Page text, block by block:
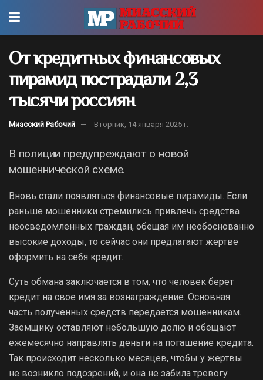
От кредитных финансовых
пирамид пострадали 2,3
тысячи россиян
Миасский Рабочий Вторник, 14 января 2025 г.
В полиции предупреждают о новой
мошеннической схеме.
Вновь стали появляться финансовые пирамиды. Если
раньше мошенники стремились привлечь средства
неосведомленных граждан, обещая им необоснованно
высокие доходы, то сейчас они предлагают жертве
оформить на себя кредит.
Суть обмана заключается в том, что человек берет
кредит на свое имя за вознаграждение. Основная
часть полученных средств передается мошенникам.
Заемщику оставляют небольшую долю и обещают
ежемесячно направлять деньги на погашение кредита.
Так происходит несколько месяцев, чтобы у жертвы
не возникло подозрений, и она не забила тревогу